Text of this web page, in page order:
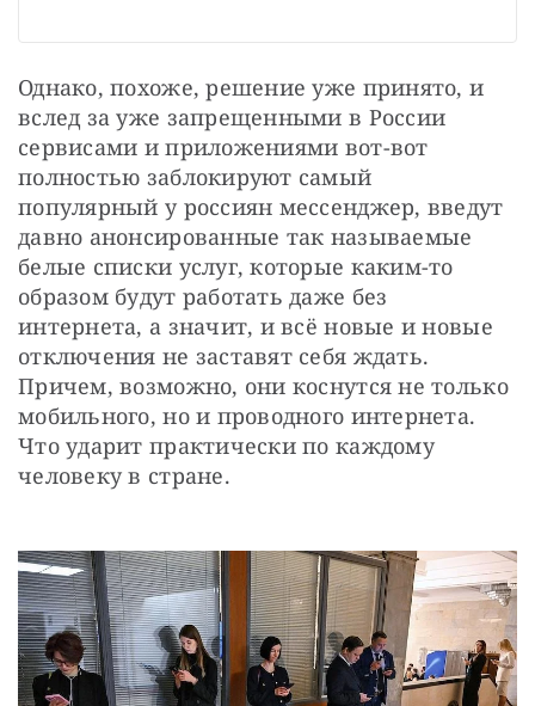
Однако, похоже, решение уже принято, и
вслед за уже запрещенными в России
сервисами и приложениями вот-вот
полностью заблокируют самый
популярный у россиян мессенджер, введут
давно анонсированные так называемые
белые списки услуг, которые каким-то
образом будут работать даже без
интернета, а значит, и всё новые и новые
отключения не заставят себя ждать.
Причем, возможно, они коснутся не только
мобильного, но и проводного интернета.
Что ударит практически по каждому
человеку в стране.